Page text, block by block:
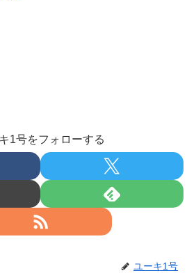
1号をフォローする
ユーキ1号